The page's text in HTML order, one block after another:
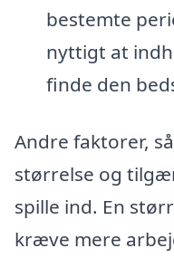
bestemte
nyttigt at
finde den
Andre faktorer,
størrelse og
spille ind. En
kræve mere